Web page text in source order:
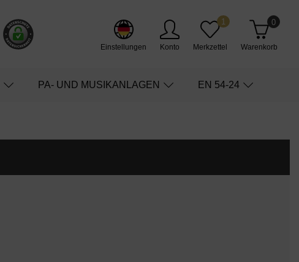
Einstellungen Konto Merkzettel
1
Warenkorb
0
PA- UND MUSIKANLAGEN EN 54-24